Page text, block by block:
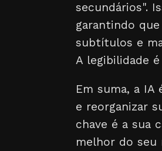
secundários".
garantindo
subtítulos e
A legibilidade
Em suma, a
e reorganizar
chave é a sua
melhor do seu